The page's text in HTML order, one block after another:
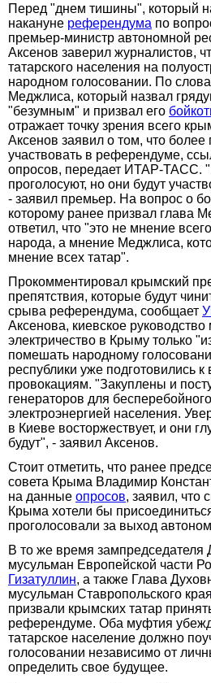
Перед "днем тишины", который
накануне референдума по
премьер-министр автономной
Аксенов заверил журналистов,
татарского населения на
народном голосовании. По
Меджлиса, который назвал
"безумным" и призвал его
отражает точку зрения всего
Аксенов заявил о том, что
участвовать в референдуме,
опросов, передает ИТАР-ТАСС.
проголосуют, но они будут
- заявил премьер. На вопрос о
которому ранее призвал глава
ответил, что "это не мнение
народа, а мнение Меджлиса,
мнение всех татар".
Прокомментировал крымский
препятствия, которые будут
срыва референдума, сообщает
Аксенова, киевское руководство
электричество в Крыму только
помешать народному
республики уже подготовились
провокациям. "Закуплены и
генераторов для
электроэнергией населения.
в Киеве восторжествует, и они
будут", - заявил Аксенов.
Стоит отметить, что ранее
совета Крыма Владимир
на данные опросов, заявил, что
Крыма хотели бы
проголосовали за выход
В то же время зампредседателя
мусульман Европейской части
Гизатуллин, а также Глава
мусульман Ставропольского края
призвали крымских татар
референдуме. Оба муфтия
татарское население должно
голосовании независимо от
определить свое будущее.